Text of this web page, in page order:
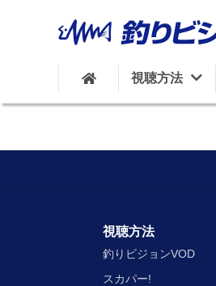
視聴方法
視聴方法
釣りビジョンVOD
スカパー!